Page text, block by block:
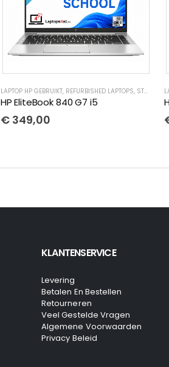
,LAPTOPS MET KLEINE PROBLEMEN,REFURBISHED
LAPTOP HP GEBRUIKT, REFURBISHED LAPTOPS, STUDENTEN LAPTOP
HP EliteBook 840 G7 i5
€349,00
KLANTENSERVICE
Levering
Betalen En Bestellen
Retourneren
Veel Gestelde Vragen
Algemene Voorwaarden
Privacy Beleid